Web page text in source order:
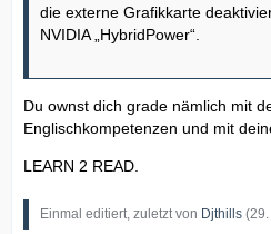
die externe Grafikkarte
NVIDIA „HybridPower“.
Du ownst dich grade nämlich mit
Englischkompetenzen und mit
LEARN 2 READ.
Einmal editiert, zuletzt von Djthills (